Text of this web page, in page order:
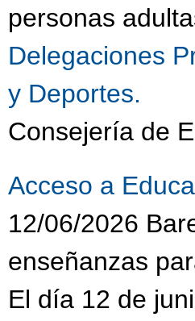
personas
Delegaciones
y Deportes.
Consejería de
Acceso a
12/06/2026
enseñanzas
El día 12 de